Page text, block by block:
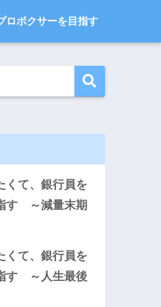
ロボクサーを目指す
くて、銀行員を
す ～減量末期
くて、銀行員を
す ～人生最後